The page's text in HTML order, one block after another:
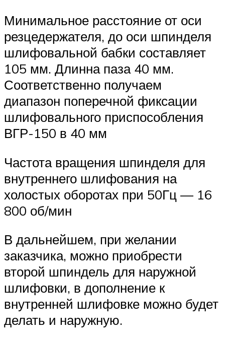
Минимальное расстояние от оси
резцедержателя, до оси шпинделя
шлифовальной бабки составляет
105 мм. Длинна паза 40 мм.
Соответственно получаем
диапазон поперечной фиксации
шлифовального приспособления
ВГР-150 в 40 мм
Частота вращения шпинделя для
внутреннего шлифования на
холостых оборотах при 50Гц — 16
800 об/мин
В дальнейшем, при желании
заказчика, можно приобрести
второй шпиндель для наружной
шлифовки, в дополнение к
внутренней шлифовке можно будет
делать и наружную.